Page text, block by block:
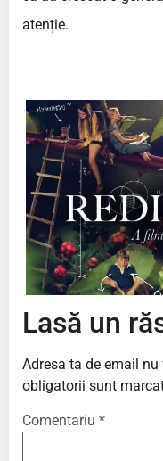
atenție.
Lasă un
Adresa ta de email
obligatorii sunt
Comentariu *